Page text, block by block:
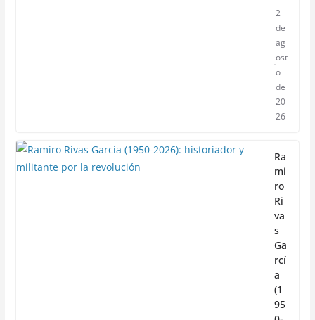
2
de
ag
ost
o
de
20
26
Ra
mi
ro
Ri
va
s
Ga
rcí
a
(1
95